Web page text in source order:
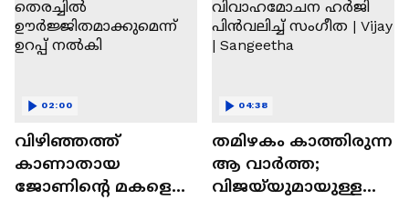
വിഴിഞ്ഞത്ത്
കാണാതായ
ജോണിന്റെ മകളെ
02:00
തമിഴകം കാത്തിരുന്ന
ആ വാർത്ത;
വിജയ്‌യുമായുള്ള
04:38